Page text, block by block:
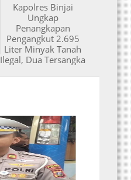
Kapolres Binjai
Ungkap
Penangkapan
Pengangkut 2.695
Liter Minyak Tanah
Ilegal, Dua Tersangka